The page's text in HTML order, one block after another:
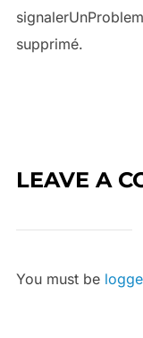
supprimé.
LEAVE A
You must be